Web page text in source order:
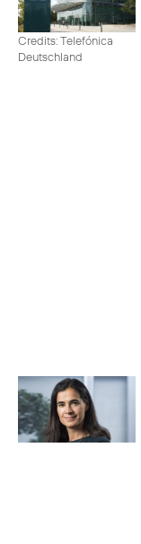
Credits: Telefónica
Deutschland